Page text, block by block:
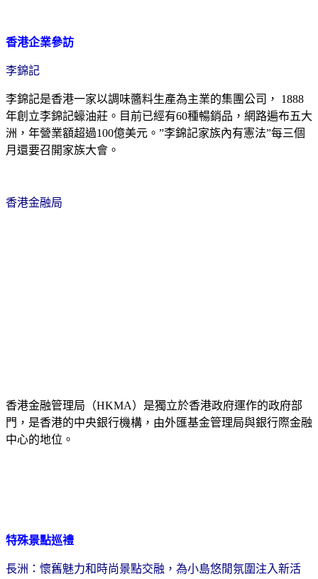
香港企業參訪
李錦記
李錦記是香港一家以調味醬料生產為主業的集團公司 ， 1888
年創立李錦記蠔油莊 。目前已經有60種暢銷品，網路遍布五大
洲，年營業額超過100億美元。 ”李錦記家族內有憲法”每三個
月還要召開家族大會。
香港金融局
香港金融管理局（HKMA） 是獨立於香港政府運作的政府部
門 ，是香港的中央銀行機構 ， 由外匯基金管理局與銀行際金融
中心的地位。
特殊景點巡禮
長洲：懷舊魅力和時尚景點交融，為小島悠閒氛圍注入新活